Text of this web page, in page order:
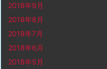
2018年9月
2018年8月
2018年7月
2018年6月
2018年5月